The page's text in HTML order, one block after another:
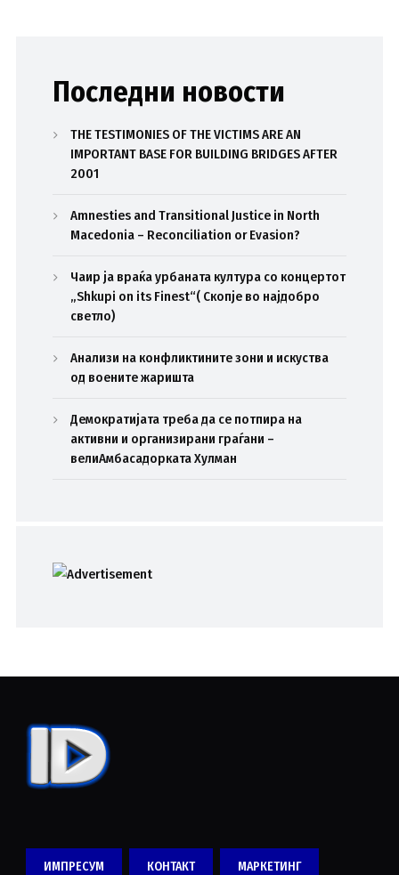
Последни новости
THE TESTIMONIES OF THE VICTIMS ARE AN
IMPORTANT BASE FOR BUILDING BRIDGES AFTER
2001
Amnesties and Transitional Justice in North
Macedonia – Reconciliation or Evasion?
Чаир ја враќа урбаната култура со концертот
„Shkupi on its Finest“( Скопје во најдобро
светло)
Анализи на конфликтините зони и искуства
од воените жаришта
Демократијата треба да се потпира на
активни и организирани граѓани –
велиАмбасадорката Хулман
ИМПРЕСУМ КОНТАКТ МАРКЕТИНГ